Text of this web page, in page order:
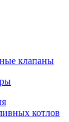
клапаны
котлов